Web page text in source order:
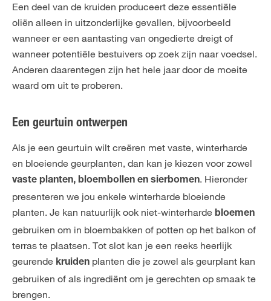
Een deel van de kruiden produceert deze essentiële
oliën alleen in uitzonderlijke gevallen, bijvoorbeeld
wanneer er een aantasting van ongedierte dreigt of
wanneer potentiële bestuivers op zoek zijn naar voedsel.
Anderen daarentegen zijn het hele jaar door de moeite
waard om uit te proberen.
Een geurtuin ontwerpen
Als je een geurtuin wilt creëren met vaste, winterharde
en bloeiende geurplanten, dan kan je kiezen voor zowel
vaste planten, bloembollen en sierbomen. Hieronder
presenteren we jou enkele winterharde bloeiende
planten. Je kan natuurlijk ook niet-winterharde bloemen
gebruiken om in bloembakken of potten op het balkon of
terras te plaatsen. Tot slot kan je een reeks heerlijk
geurende kruiden planten die je zowel als geurplant kan
gebruiken of als ingrediënt om je gerechten op smaak te
brengen.